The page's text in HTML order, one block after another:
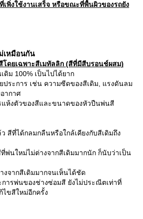
เพิ่งใช้งานเสร็จ หรือขณะที่พื้นผิวของรถยัง
เหมือนกัน
โดยเฉพาะสีเมทัลลิก (สีที่มีสีบรอนช์ผสม)
ดิม 100% เป็นไปได้ยาก
ระการ เช่น ความซีดของสีเดิม, แรงดันลม
ากาศ
แห้งตัวของสีและขนาดของหัวปืนพ่นสี
สีที่ได้กลมกลืนหรือใกล้เคียงกับสีเดิมถึง
พ่นใหม่ไม่ต่างจากสีเดิมมากนัก ก็นับว่าเป็น
จากสีเดิมมากจนเห็นได้ชัด
ารพ่นของช่างซ่อมสี ยังไม่ประณีตเท่าที่
ไขสีใหม่อีกครั้ง